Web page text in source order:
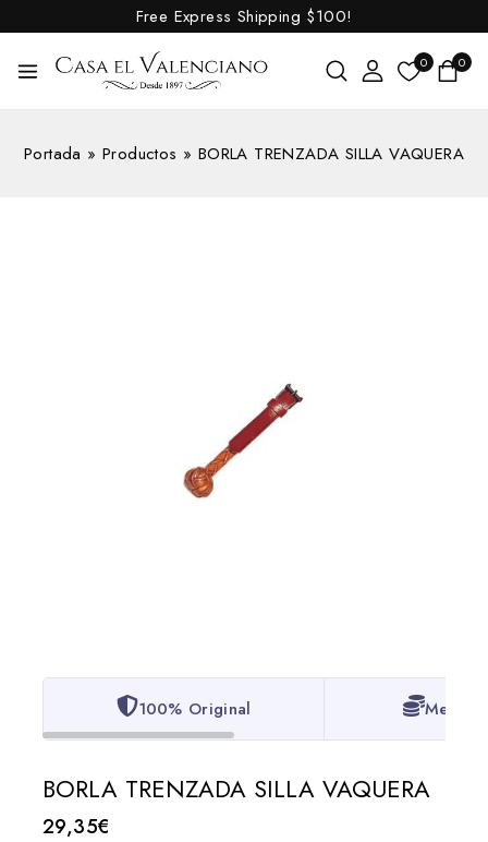
Free Express Shipping $100!
0 0
Portada » Productos » BORLA TRENZADA SILLA VAQUERA
100% Original Mejor
BORLA TRENZADA SILLA VAQUERA
29,35€